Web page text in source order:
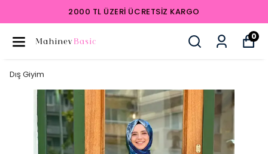
2000 TL ÜZERI ÜCRETSIZ KARGO
0
Dış Giyim